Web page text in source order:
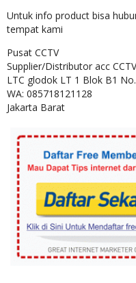
Untuk info product bisa
tempat kami
Pusat CCTV
Supplier/Distributor acc
LTC glodok LT 1 Blok B1
WA: 085718121128
Jakarta Barat